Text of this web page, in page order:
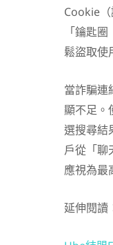
Cookie
「鑰匙
鬆盜取使
當詐騙連
顯不足。
選搜尋結
戶從「聊
應視為最
延伸閱讀